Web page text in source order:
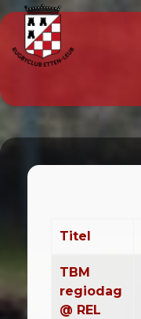
Titel
TBM
regiodag
@ REL